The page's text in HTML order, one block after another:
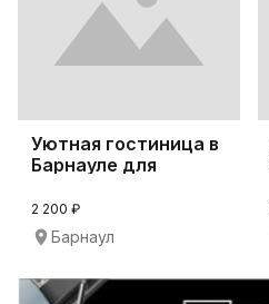
Уютная гостиница в
Барнауле для
2 200 ₽
Барнаул